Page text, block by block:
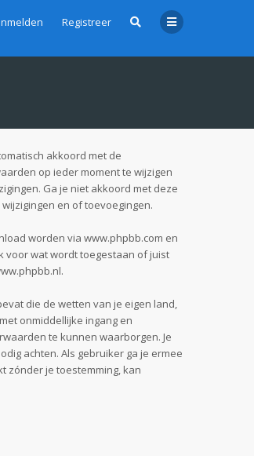
Registreer
akkoord met de
op ieder moment te wijzigen
Ga je niet akkoord met deze
en of toevoegingen.
worden via www.phpbb.com en
voor wat wordt toegestaan of juist
.
die de wetten van je eigen land,
onmiddellijke ingang en
te kunnen waarborgen. Je
achten. Als gebruiker ga je ermee
zónder je toestemming, kan